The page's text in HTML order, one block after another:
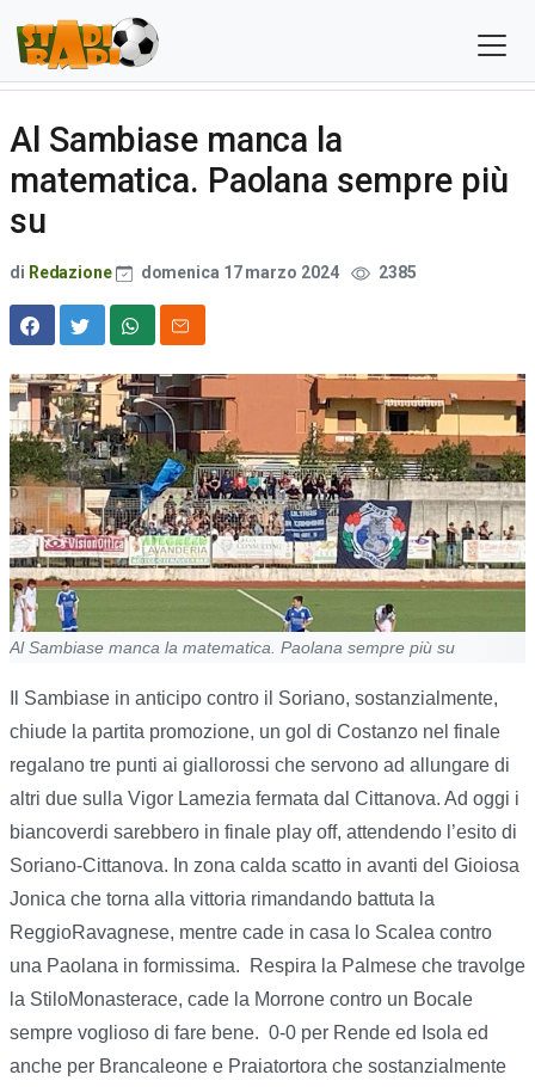
Al Sambiase manca la
matematica. Paolana sempre più
su
di Redazione domenica 17 marzo 2024 2385
Al Sambiase manca la matematica. Paolana sempre più su
Il Sambiase in anticipo contro il Soriano, sostanzialmente,
chiude la partita promozione, un gol di Costanzo nel finale
regalano tre punti ai giallorossi che servono ad allungare di
altri due sulla Vigor Lamezia fermata dal Cittanova. Ad oggi i
biancoverdi sarebbero in finale play off, attendendo l’esito di
Soriano-Cittanova. In zona calda scatto in avanti del Gioiosa
Jonica che torna alla vittoria rimandando battuta la
ReggioRavagnese, mentre cade in casa lo Scalea contro
una Paolana in formissima.
Respira la Palmese che travolge
la StiloMonasterace, cade la Morrone contro un Bocale
sempre voglioso di fare bene. 0-0 per Rende ed Isola ed
anche per Brancaleone e Praiatortora che sostanzialmente